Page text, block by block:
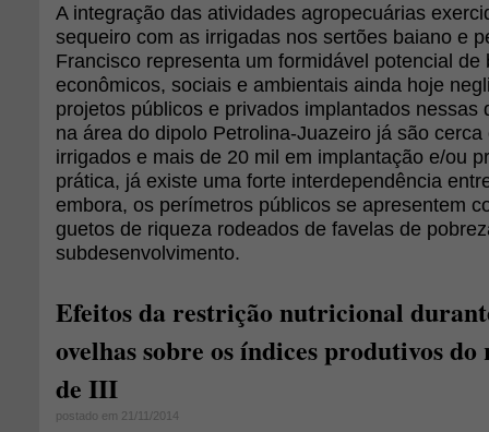
A integração das atividades agropecuárias
sequeiro com as irrigadas nos sertões baiano e
Francisco representa um formidável potencial de
econômicos, sociais e ambientais ainda hoje
projetos públicos e privados implantados nessas
na área do dipolo Petrolina-Juazeiro já são
irrigados e mais de 20 mil em implantação e/ou
prática, já existe uma forte interdependência
embora, os perímetros públicos se apresentem
guetos de riqueza rodeados de favelas de
subdesenvolvimento.
Efeitos da restrição nutricional
ovelhas sobre os índices produtivos
de III
postado em 21/11/2014